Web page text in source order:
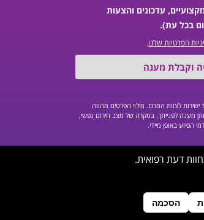
עדכונים והצעות
בכל עת).
הפרטיות שלנו.
וקבלת מענה
לצוות המרכז. מילוי הפרטים מהווה
מענה לפנייתך. במקרה של מצב חירום נפשי,
הסיוע באופן מיידי.
דעת רפואית.
הסכמה